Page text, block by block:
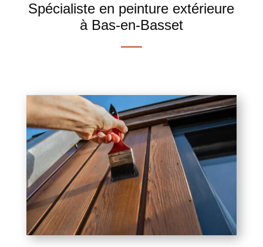
Spécialiste en peinture extérieure
à Bas-en-Basset